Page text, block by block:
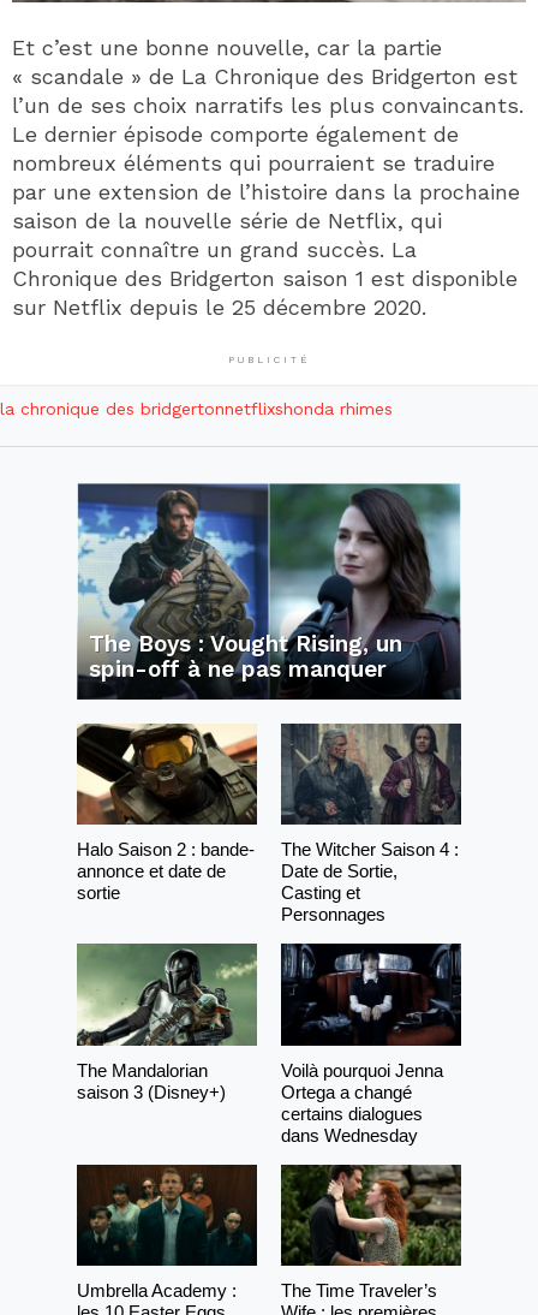
Et c’est une bonne nouvelle, car la partie
« scandale » de La Chronique des Bridgerton est
l’un de ses choix narratifs les plus convaincants.
Le dernier épisode comporte également de
nombreux éléments qui pourraient se traduire
par une extension de l’histoire dans la prochaine
saison de la nouvelle série de Netflix, qui
pourrait connaître un grand succès. La
Chronique des Bridgerton saison 1 est disponible
sur Netflix depuis le 25 décembre 2020.
PUBLICITÉ
la chronique des bridgertonnetflixshonda rhimes
The Boys : Vought Rising, un
spin-off à ne pas manquer
Halo Saison 2 : bande-
annonce et date de
sortie
The Witcher Saison 4 :
Date de Sortie,
Casting et
Personnages
The Mandalorian
saison 3 (Disney+)
Voilà pourquoi Jenna
Ortega a changé
certains dialogues
dans Wednesday
Umbrella Academy :
The Time Traveler’s